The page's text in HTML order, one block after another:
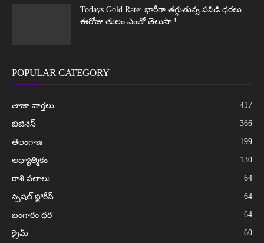
Todays Gold Rate: భారీగా తగ్గుతున్న పసిడి ధరలు..
ఈరోజు తులం ఎంతో తెలుసా.!
POPULAR CATEGORY
తాజా వార్తలు 417
బిజినెస్ 366
తెలంగాణ 199
ఆధ్యాత్మికం 130
రాశి ఫలాలు 64
స్పెషల్ స్టోరీస్ 64
బంగారం ధర 64
క్రైమ్ 60